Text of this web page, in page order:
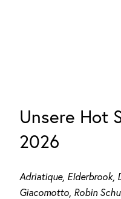
Unsere Hot
2026
Adriatique, Elderbrook,
Giacomotto, Robin